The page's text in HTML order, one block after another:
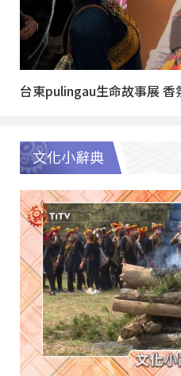
台東pulingau生命故事展 香
文化小辭典